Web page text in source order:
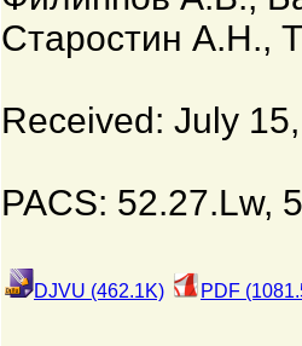
Старостин А.Н.,
Received: July
PACS: 52.27.Lw,
DJVU (462.1K) PDF